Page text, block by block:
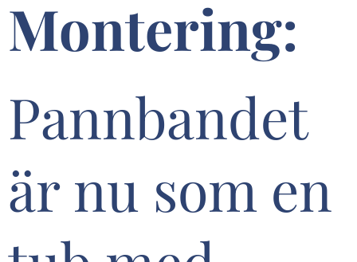
Montering:
Pannbandet
är nu som en